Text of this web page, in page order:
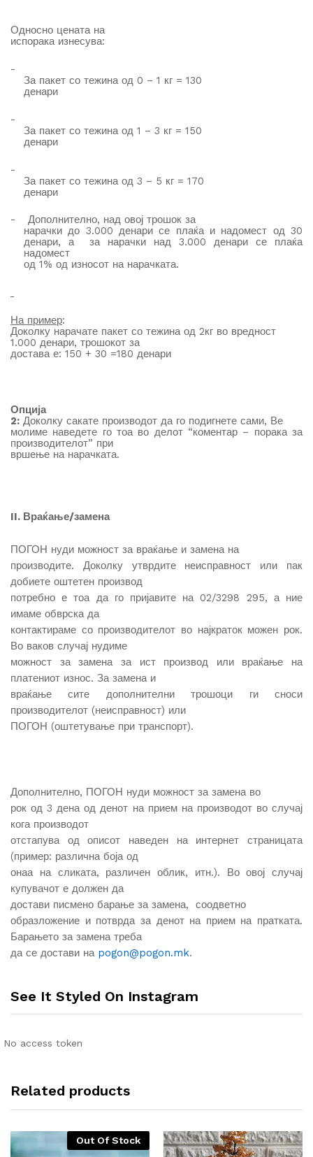
Односно цената на
испорака изнесува:
-
За пакет со тежина од 0 – 1 кг = 130
денари
-
За пакет со тежина од 1 – 3 кг = 150
денари
-
За пакет со тежина од 3 – 5 кг = 170
денари
- Дополнително, над овој трошок за
нарачки до 3.000 денари се плаќа и надомест од 30
денари, а за нарачки над 3.000 денари се плаќа
надомест
од 1% од износот на нарачката.
На пример:
Доколку нарачате пакет со тежина од 2кг во вредност
1.000 денари, трошокот за
достава е: 150 + 30 =180 денари
Опција
2: Доколку сакате производот да го подигнете сами, Ве
молиме наведете го тоа во делот “коментар – порака за
производителот” при
вршење на нарачката.
II. Враќање/замена
ПОГОН нуди можност за враќање и замена на
производите. Доколку утврдите неисправност или пак
добиете оштетен производ
потребно е тоа да го пријавите на 02/3298 295, а ние
имаме обврска да
контактираме со производителот во најкраток можен рок.
Во ваков случај нудиме
можност за замена за ист производ или враќање на
платениот износ. За замена и
враќање сите дополнителни трошоци ги сноси
производителот (неисправност) или
ПОГОН (оштетување при транспорт).
Дополнително, ПОГОН нуди можност за замена во
рок од 3 дена од денот на прием на производот во случај
кога производот
отстапува од описот наведен на интернет страницата
(пример: различна боја од
онаа на сликата, различен облик, итн.). Во овој случај
купувачот е должен да
достави писмено барање за замена, соодветно
образложение и потврда за денот на прием на пратката.
Барањето за замена треба
да се достави на pogon@pogon.mk.
See It Styled On Instagram
No access token
Related products
Out Of Stock